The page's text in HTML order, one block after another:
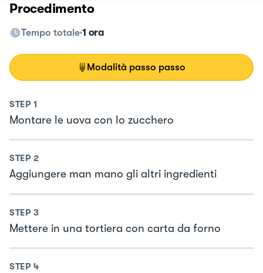
Procedimento
Tempo totale 1 ora
Modalità passo passo
STEP 1
Montare le uova con lo zucchero
STEP 2
Aggiungere man mano gli altri ingredienti
STEP 3
Mettere in una tortiera con carta da forno
STEP 4